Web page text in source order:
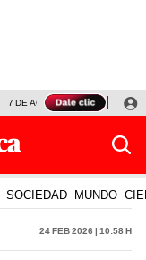
7 DE AGOSTO OLLANTA
SOCIEDAD MUNDO
24 Feb 2026 | 10:58 h